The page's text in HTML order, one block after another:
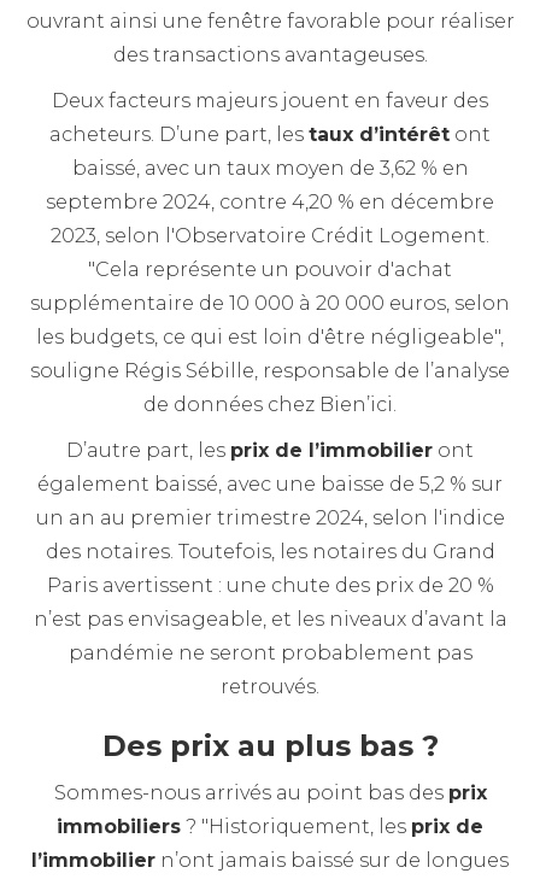
ouvrant ainsi une fenêtre favorable pour réaliser
des transactions avantageuses.
Deux facteurs majeurs jouent en faveur des
acheteurs. D’une part, les taux d’intérêt ont
baissé, avec un taux moyen de 3,62 % en
septembre 2024, contre 4,20 % en décembre
2023, selon l'Observatoire Crédit Logement.
"Cela représente un pouvoir d'achat
supplémentaire de 10 000 à 20 000 euros, selon
les budgets, ce qui est loin d'être négligeable",
souligne Régis Sébille, responsable de l’analyse
de données chez Bien’ici.
D’autre part, les prix de l’immobilier ont
également baissé, avec une baisse de 5,2 % sur
un an au premier trimestre 2024, selon l'indice
des notaires. Toutefois, les notaires du Grand
Paris avertissent : une chute des prix de 20 %
n’est pas envisageable, et les niveaux d’avant la
pandémie ne seront probablement pas
retrouvés.
Des prix au plus bas ?
Sommes-nous arrivés au point bas des prix
immobiliers ? "Historiquement, les prix de
l’immobilier n’ont jamais baissé sur de longues